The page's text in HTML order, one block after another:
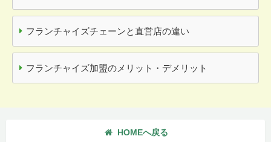
フランチャイズチェーンと直営店の違い
フランチャイズ加盟のメリット・デメリット
HOMEへ戻る